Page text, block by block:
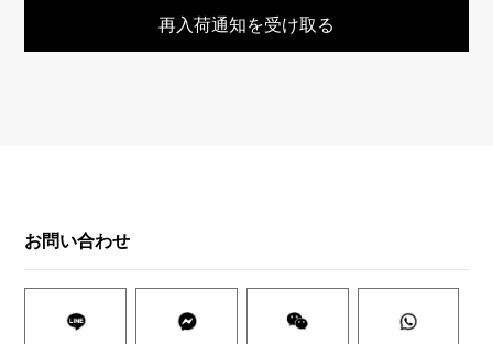
再入荷通知を受け取る
お問い合わせ